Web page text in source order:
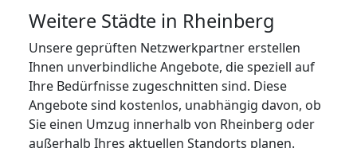
Weitere Städte in Rheinberg
Unsere geprüften Netzwerkpartner erstellen
Ihnen unverbindliche Angebote, die speziell auf
Ihre Bedürfnisse zugeschnitten sind. Diese
Angebote sind kostenlos, unabhängig davon, ob
Sie einen Umzug innerhalb von Rheinberg oder
außerhalb Ihres aktuellen Standorts planen.